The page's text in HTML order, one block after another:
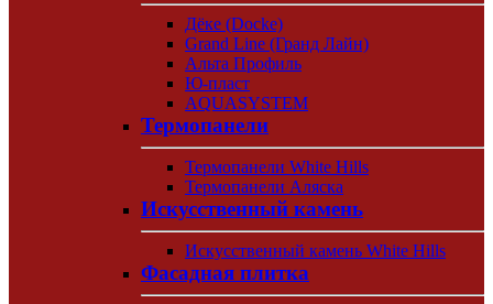
Дёке (Docke)
Grand Line (Гранд Лайн)
Альта Профиль
Ю-пласт
AQUASYSTEM
Термопанели
Термопанели White Hills
Термопанели Аляска
Искусственный камень
Искусственный камень White Hills
Фасадная плитка